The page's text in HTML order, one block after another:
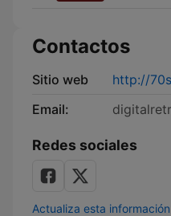
Contactos
Sitio web
http://
Email:
Redes sociales
Actualiza esta